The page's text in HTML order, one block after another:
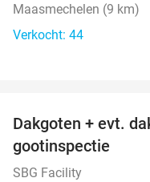
Maasmechelen (9 km)
Verkocht: 44
Dakgoten + evt.
gootinspectie
SBG Facility